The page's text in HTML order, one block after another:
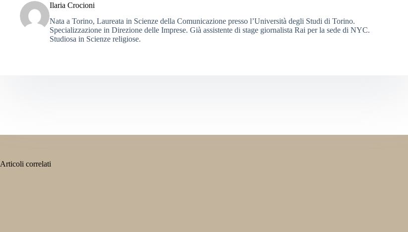
Ilaria Crocioni
Nata a Torino, Laureata in Scienze della Comunicazione presso l’Università degli Studi di Torino.
Specializzazione in Direzione delle Imprese. Già assistente di stage giornalista Rai per la sede di NYC.
Studiosa in Scienze religiose.
Articoli correlati